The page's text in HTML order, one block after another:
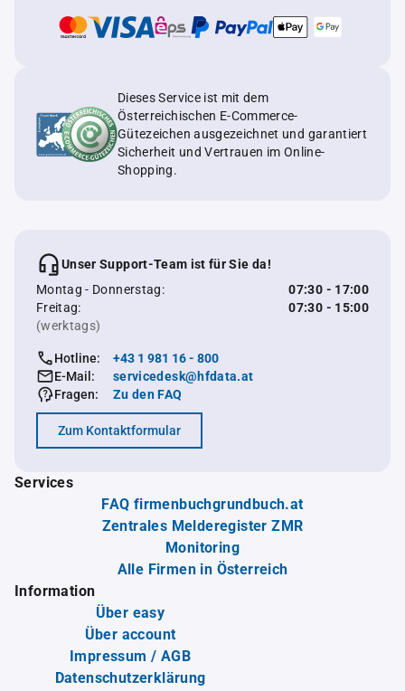
Dieses Service ist mit dem
Österreichischen E-Commerce-
Gütezeichen ausgezeichnet und garantiert
Sicherheit und Vertrauen im Online-
Shopping.
Unser Support-Team ist für Sie da!
Montag - Donnerstag:
07:30 - 17:00
Freitag:
07:30 - 15:00
(werktags)
Hotline:
+43 1 981 16 - 800
E-Mail:
servicedesk@hfdata.at
Fragen:
Zu den FAQ
Zum Kontaktformular
Services
FAQ firmenbuchgrundbuch.at
Zentrales Melderegister ZMR
Monitoring
Alle Firmen in Österreich
Information
Über easy
Über account
Impressum / AGB
Datenschutzerklärung